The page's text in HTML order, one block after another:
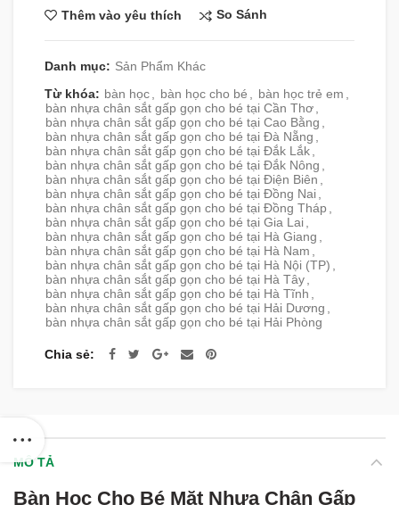
Thêm vào yêu thích So Sánh
Danh mục: Sản Phẩm Khác
Từ khóa: bàn học bàn học cho bé bàn học trẻ em
bàn nhựa chân sắt gấp gọn cho bé tại Cần Thơ
bàn nhựa chân sắt gấp gọn cho bé tại Cao Bằng
bàn nhựa chân sắt gấp gọn cho bé tại Đà Nẵng
bàn nhựa chân sắt gấp gọn cho bé tại Đắk Lắk
bàn nhựa chân sắt gấp gọn cho bé tại Đắk Nông
bàn nhựa chân sắt gấp gọn cho bé tại Điện Biên
bàn nhựa chân sắt gấp gọn cho bé tại Đồng Nai
bàn nhựa chân sắt gấp gọn cho bé tại Đồng Tháp
bàn nhựa chân sắt gấp gọn cho bé tại Gia Lai
bàn nhựa chân sắt gấp gọn cho bé tại Hà Giang
bàn nhựa chân sắt gấp gọn cho bé tại Hà Nam
bàn nhựa chân sắt gấp gọn cho bé tại Hà Nội (TP)
bàn nhựa chân sắt gấp gọn cho bé tại Hà Tây
bàn nhựa chân sắt gấp gọn cho bé tại Hà Tĩnh
bàn nhựa chân sắt gấp gọn cho bé tại Hải Dương
bàn nhựa chân sắt gấp gọn cho bé tại Hải Phòng
Chia sẻ
MÔ TẢ
Bàn Học Cho Bé Mặt Nhựa Chân Gấp